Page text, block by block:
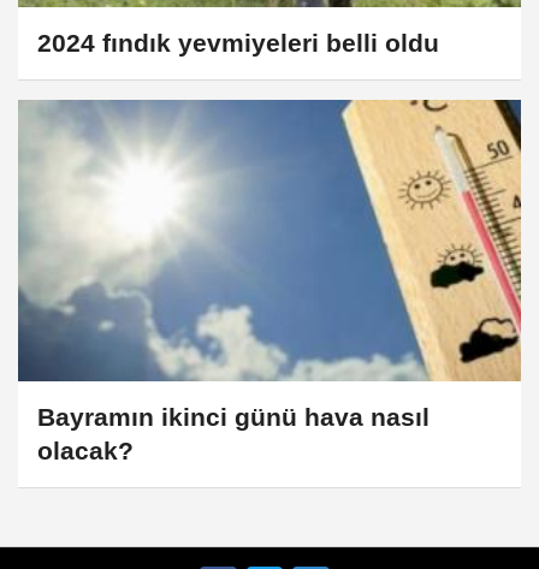
2024 fındık yevmiyeleri belli oldu
Bayramın ikinci günü hava nasıl
olacak?